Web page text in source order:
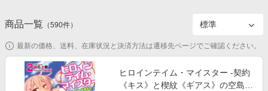
食品・スイーツ・お酒
コスメ・健康・医薬品
キッズ・ベビー用品
初回購入者限定特典
対象ストア新規限定特典
新着ストアのご紹介
電子書籍特集
楽天IDでログイン/会員登録
商品一覧 （590件）
最新の価格、送料、在庫状況と決済方法は遷移先ページでご確認ください。
ヒロインテイム・マイスター ‐契約
《キス》と楔紋《ギアス》の空島生